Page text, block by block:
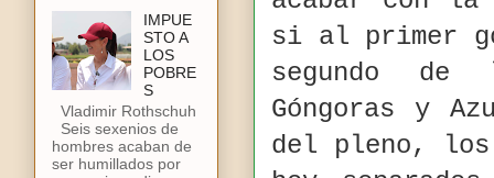
si al primer
segundo de
Góngoras y
del pleno, los
IMPUE
STO A
LOS
POBRE
S
Vladimir Rothschuh
Seis sexenios de
hombres acaban de
ser humillados por